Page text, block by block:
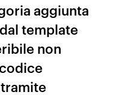
aggiunta
template
non